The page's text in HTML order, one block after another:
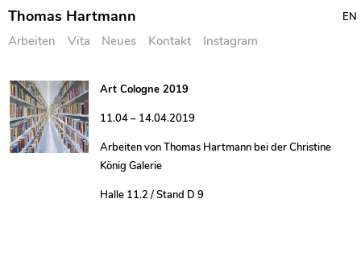
Skip
content
Thomas Hartmann
Arbeiten Vita Neues Kontakt Instagram
EN
Art Cologne 2019
11.04 – 14.04.2019
Arbeiten von Thomas Hartmann bei der Christine
König Galerie
Halle 11.2 / Stand D 9